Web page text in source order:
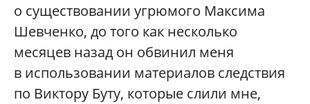
о существовании угрюмого Максима
Шевченко, до того как несколько
месяцев назад он обвинил меня
в использовании материалов следствия
по Виктору Буту, которые слили мне,